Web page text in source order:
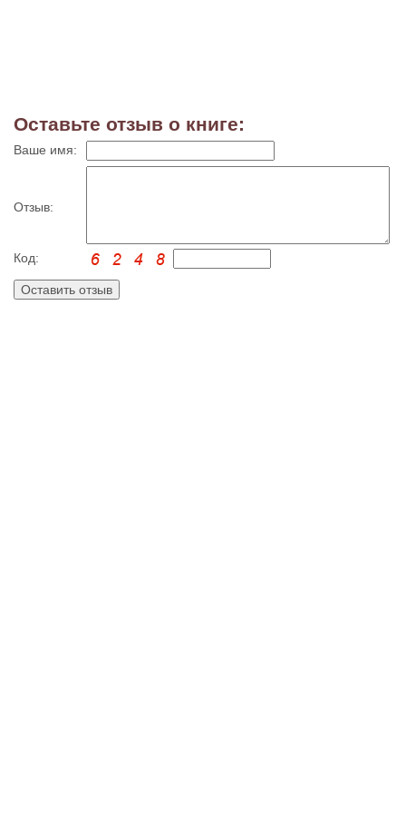
Оставьте отзыв о книге:
Ваше имя:
Отзыв:
Код: